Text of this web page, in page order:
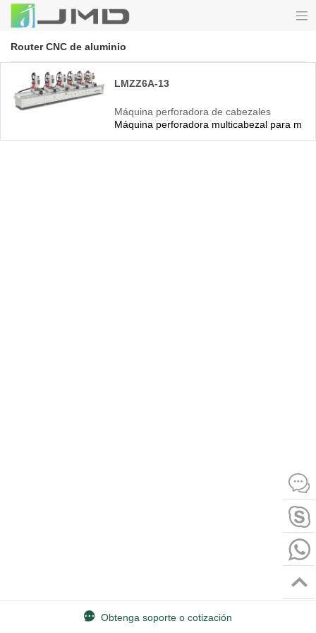
Router CNC de aluminio
LMZZ6A-13
Máquina perforadora de cabezales
múltiples
Máquina perforadora multicabezal para
Obtenga soporte o cotización